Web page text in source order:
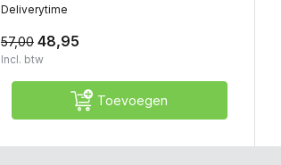
Deliverytime
57,00 48,95
Incl. btw
Toevoegen